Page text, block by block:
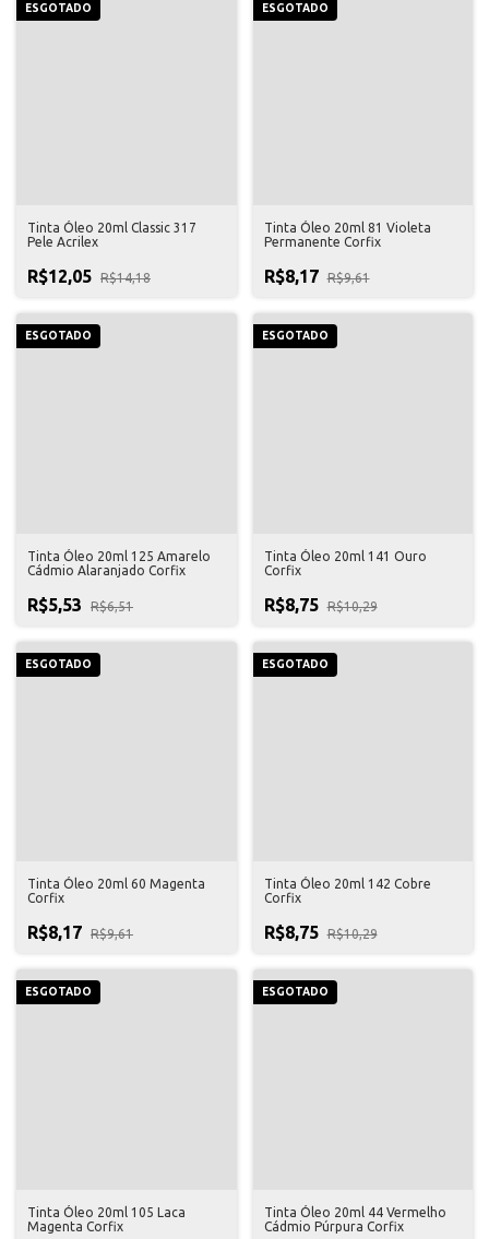
ESGOTADO
Tinta Óleo 20ml Classic 317
Pele Acrilex
R$12,05 R$14,18
ESGOTADO
Tinta Óleo 20ml 81 Violeta
Permanente Corfix
R$8,17 R$9,61
ESGOTADO
Tinta Óleo 20ml 125 Amarelo
Cádmio Alaranjado Corfix
R$5,53 R$6,51
ESGOTADO
Tinta Óleo 20ml 141 Ouro
Corfix
R$8,75 R$10,29
ESGOTADO
Tinta Óleo 20ml 60 Magenta
Corfix
R$8,17 R$9,61
ESGOTADO
Tinta Óleo 20ml 142 Cobre
Corfix
R$8,75 R$10,29
ESGOTADO
Tinta Óleo 20ml 105 Laca
Magenta Corfix
ESGOTADO
Tinta Óleo 20ml 44 Vermelho
Cádmio Púrpura Corfix